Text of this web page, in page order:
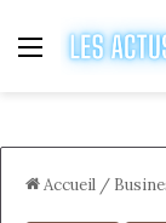
Menu
Accueil /